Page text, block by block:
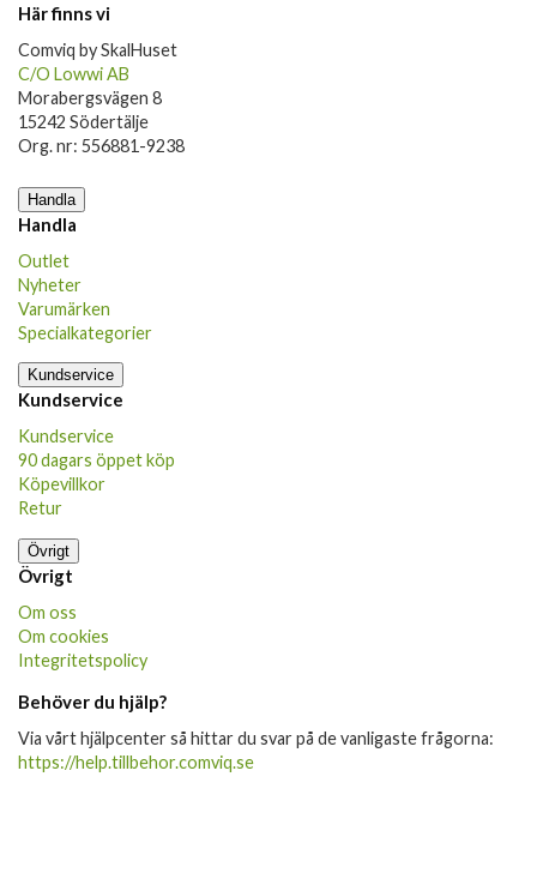
Här finns vi
Comviq by SkalHuset
C/O Lowwi AB
Morabergsvägen 8
15242 Södertälje
Org. nr: 556881-9238
Handla
Handla
Outlet
Nyheter
Varumärken
Specialkategorier
Kundservice
Kundservice
Kundservice
90 dagars öppet köp
Köpevillkor
Retur
Övrigt
Övrigt
Om oss
Om cookies
Integritetspolicy
Behöver du hjälp?
Via vårt hjälpcenter så hittar du svar på de vanligaste frågorna:
https://help.tillbehor.comviq.se